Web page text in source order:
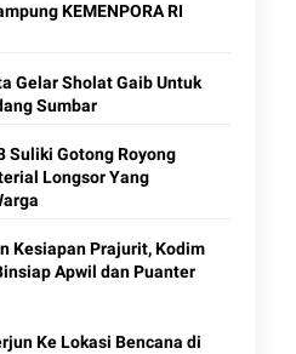
KEMENPORA RI
Gelar Sholat Gaib Untuk
Sumbar
Suliki Gotong Royong
Longsor Yang
Kesiapan Prajurit, Kodim
Apwil dan Puanter
Ke Lokasi Bencana di